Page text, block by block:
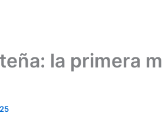
la primera